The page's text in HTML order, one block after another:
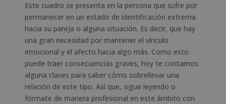
Este cuadro se presenta en la persona que sufre por
permanecer en un estado de identificación extrema
hacia su pareja o alguna situación. Es decir, que hay
una gran necesidad por mantener el vínculo
emocional y el afecto hacia algo más. Como esto
puede traer consecuencias graves, hoy te contamos
alguna claves para saber cómo sobrellevar una
relación de este tipo. Así que, sigue leyendo o
fórmate de manera profesional en este ámbito con